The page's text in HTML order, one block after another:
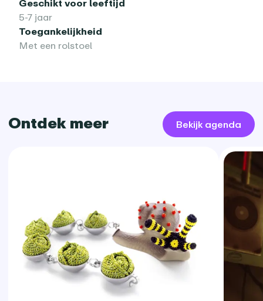
Geschikt voor leeftijd
5-7 jaar
Toegankelijkheid
Met een rolstoel
Ontdek meer Bekijk agenda